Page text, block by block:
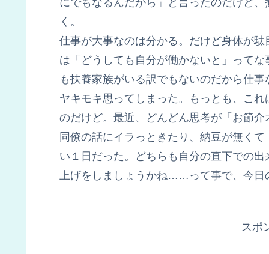
にでもなるんだから」と言ったのだけど
く。
仕事が大事なのは分かる。だけど身体が
は「どうしても自分が働かないと」って
も扶養家族がいる訳でもないのだから仕
ヤキモキ思ってしまった。もっとも、こ
のだけど。最近、どんどん思考が「お節
同僚の話にイラっときたり、納豆が無く
い１日だった。どちらも自分の直下での
上げをしましょうかね……って事で、今日
スポ